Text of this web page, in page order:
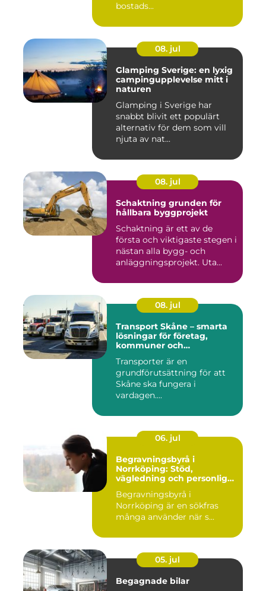
bostads...
08. jul
Glamping Sverige: en lyxig
campingupplevelse mitt i
naturen
Glamping i Sverige har
snabbt blivit ett populärt
alternativ för dem som vill
njuta av nat...
08. jul
Schaktning grunden för
hållbara byggprojekt
Schaktning är ett av de
första och viktigaste stegen i
nästan alla bygg- och
anläggningsprojekt. Uta...
08. jul
Transport Skåne – smarta
lösningar för företag,
kommuner och
Transporter är en
grundförutsättning för att
Skåne ska fungera i
vardagen....
06. jul
Begravningsbyrå i
Norrköping: Stöd,
vägledning och personliga
Begravningsbyrå i
Norrköping är en sökfras
många använder när s...
05. jul
Begagnade bilar